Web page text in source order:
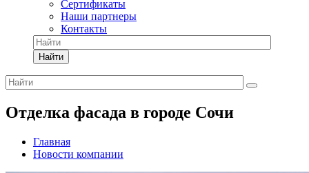
Сертификаты
Наши партнеры
Контакты
Найти
Отделка фасада в городе Сочи
Главная
Новости компании